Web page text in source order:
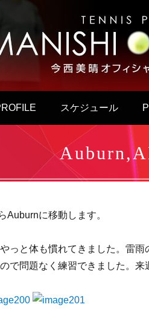
スケジュール
Auburnに移動します。
っと体も慣れてきました。雷
で問題なく練習できました。